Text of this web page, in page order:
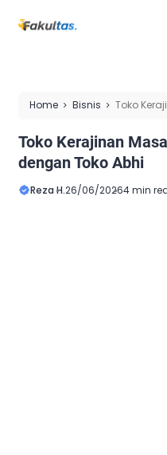
Home Bisnis
Toko
Toko Kerajinan
dengan Toko Abhi
Reza H.26/06/20264 min